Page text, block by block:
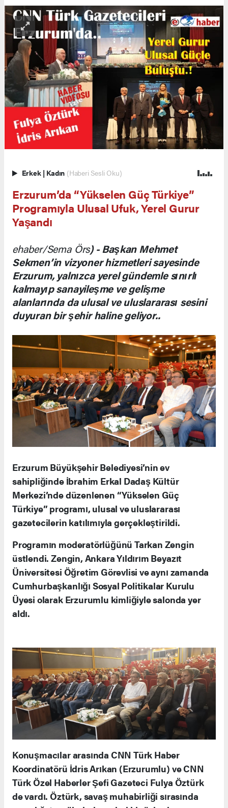
Erkek | Kadın (Haberi Sesli Oku)
Erzurum’da “Yükselen Güç Türkiye”
Programıyla Ulusal Ufuk, Yerel Gurur
Yaşandı
ehaber/Sema Örs) - Başkan Mehmet
Sekmen’in vizyoner hizmetleri sayesinde
Erzurum, yalnızca yerel gündemle sınırlı
kalmayıp sanayileşme ve gelişme
alanlarında da ulusal ve uluslararası sesini
duyuran bir şehir haline geliyor..
Erzurum Büyükşehir Belediyesi’nin ev
sahipliğinde İbrahim Erkal Dadaş Kültür
Merkezi’nde düzenlenen “Yükselen Güç
Türkiye” programı, ulusal ve uluslararası
gazetecilerin katılımıyla gerçekleştirildi.
Programın moderatörlüğünü Tarkan Zengin
üstlendi. Zengin, Ankara Yıldırım Beyazıt
Üniversitesi Öğretim Görevlisi ve aynı zamanda
Cumhurbaşkanlığı Sosyal Politikalar Kurulu
Üyesi olarak Erzurumlu kimliğiyle salonda yer
aldı.
Konuşmacılar arasında CNN Türk Haber
Koordinatörü İdris Arıkan (Erzurumlu) ve CNN
Türk Özel Haberler Şefi Gazeteci Fulya Öztürk
de vardı. Öztürk, savaş muhabirliği sırasında